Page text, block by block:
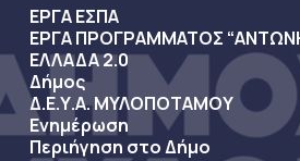
ΕΡΓΑ ΕΣΠΑ
ΕΡΓΑ ΠΡΟΓΡΑΜΜΑΤΟΣ
ΕΛΛΑΔΑ 2.0
Δήμος
Δ.Ε.Υ.Α. ΜΥΛΟΠΟΤΑΜΟΥ
Ενημέρωση
Περιήγηση στο Δήμο